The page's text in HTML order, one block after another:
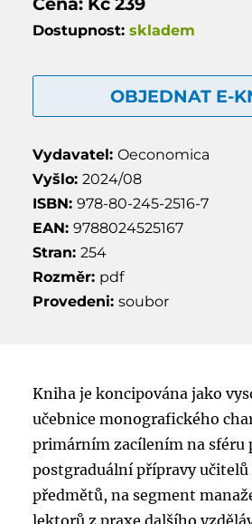
Dostupnost: skladem
OBJEDNAT E-
Vydavatel: Oeconomica
Vyšlo: 2024/08
ISBN: 978-80-245-2516-7
EAN: 9788024525167
Stran: 254
Rozměr: pdf
Provedeni: soubor
Kniha je koncipována jako
učebnice monografického
primárním zacílením na sféru
postgraduální přípravy
předmětů, na segment
lektorů z praxe dalšího